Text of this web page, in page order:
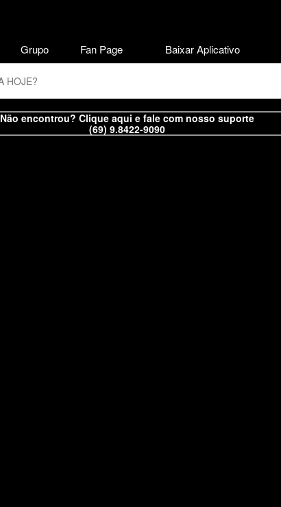
Não encontrou? Clique aqui e fale com nosso suporte
(69) 9.8422-9090
Grupo Fan Page Baixar Aplicativo